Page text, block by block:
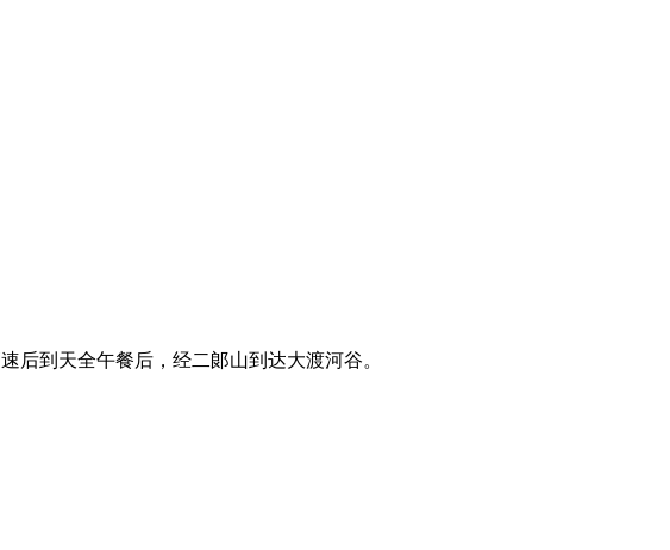
后到天全午餐后，经二郞山到达大渡河谷。